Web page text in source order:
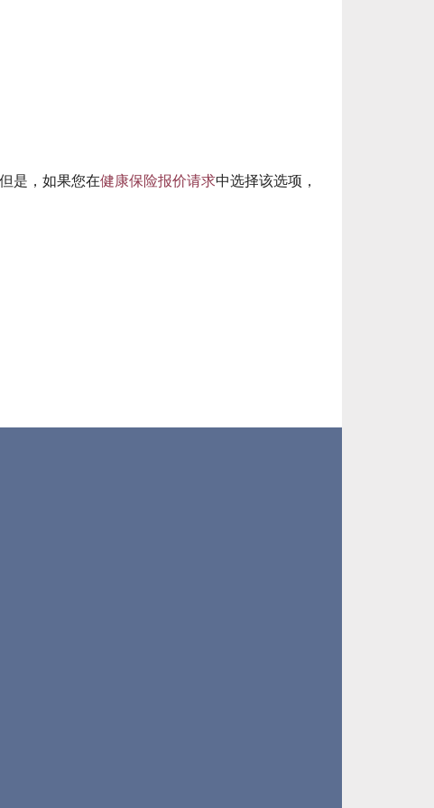
是，如果您在健康保险报价请求中选择该选项，